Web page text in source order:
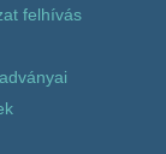
felhívás